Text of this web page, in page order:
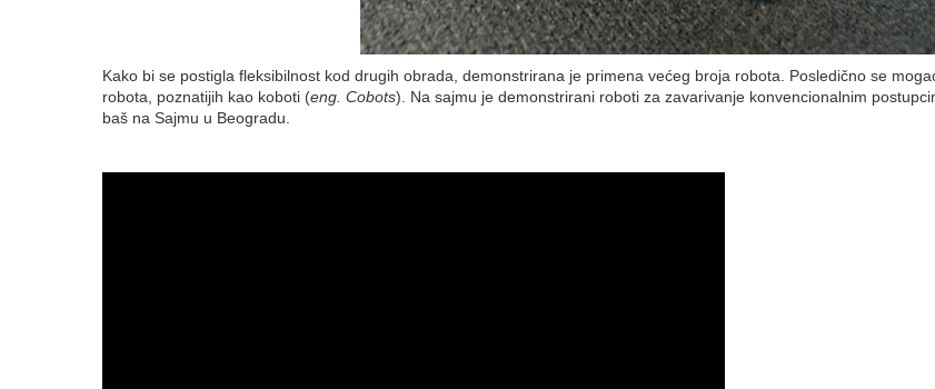
Kako bi se postigla fleksibilnost kod drugih obrada, demonstrirana je primena većeg broja robota. Posledično se
robota, poznatijih kao koboti (eng. Cobots). Na sajmu je demonstrirani roboti za zavarivanje konvencionalnim
baš na Sajmu u Beogradu.